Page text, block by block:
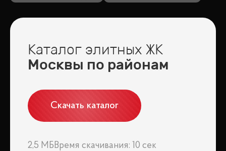
Каталог элитных ЖК
Москвы по районам
Скачать каталог
2,5 МБ Время скачивания: 10 сек